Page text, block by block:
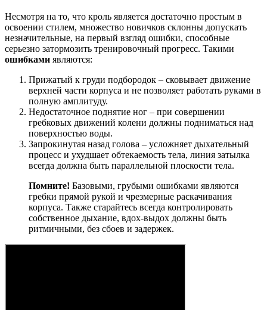
Несмотря на то, что кроль является достаточно простым в
освоении стилем, множество новичков склонны допускать
незначительные, на первый взгляд ошибки, способные
серьезно затормозить тренировочный прогресс. Такими
ошибками являются:
Прижатый к груди подбородок – сковывает движение
верхней части корпуса и не позволяет работать руками в
полную амплитуду.
Недостаточное поднятие ног – при совершении
гребковых движений колени должны подниматься над
поверхностью воды.
Запрокинутая назад голова – усложняет дыхательный
процесс и ухудшает обтекаемость тела, линия затылка
всегда должна быть параллельной плоскости тела.
Помните! Базовыми, грубыми ошибками являются
гребки прямой рукой и чрезмерные раскачивания
корпуса. Также старайтесь всегда контролировать
собственное дыхание, вдох-выдох должны быть
ритмичными, без сбоев и задержек.